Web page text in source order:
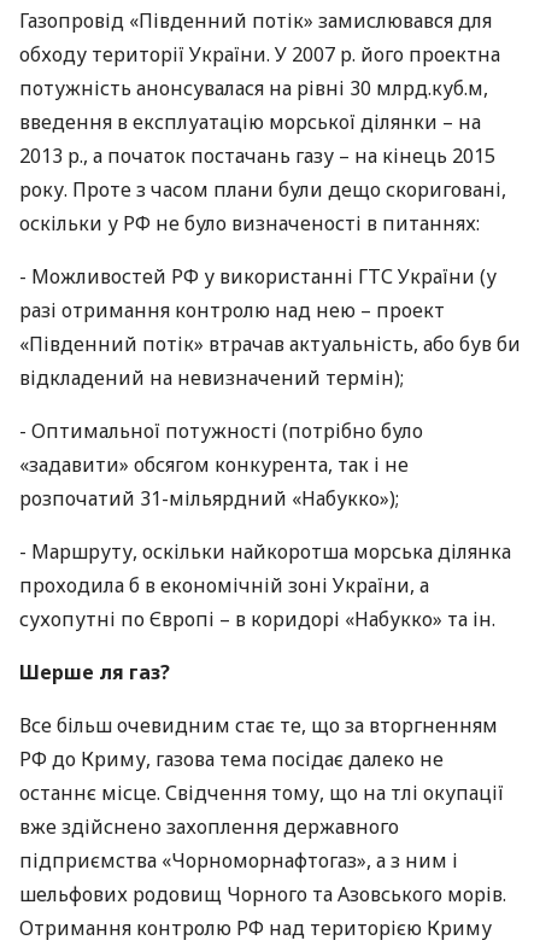
Газопровід «Південний потік» замислювався для
обходу території України. У 2007 р. його проектна
потужність анонсувалася на рівні 30 млрд.куб.м,
введення в експлуатацію морської ділянки – на
2013 р., а початок постачань газу – на кінець 2015
року. Проте з часом плани були дещо скориговані,
оскільки у РФ не було визначеності в питаннях:
- Можливостей РФ у використанні ГТСУкраїни (у
разі отримання контролю над нею – проект
«Південний потік» втрачав актуальність, або був би
відкладений на невизначений термін);
- Оптимальної потужності (потрібно було
«задавити» обсягом конкурента, так і не
розпочатий 31-мільярдний «Набукко»);
- Маршруту, оскільки найкоротша морська ділянка
проходила б в економічній зоні України, а
сухопутні по Європі – в коридорі «Набукко» та ін.
Шерше ля газ?
Все більш очевидним стає те, що за вторгненням
РФ до Криму, газова тема посідає далеко не
останнє місце. Свідчення тому, що на тлі окупації
вже здійснено захоплення державного
підприємства «Чорноморнафтогаз», а з ним і
шельфових родовищ Чорного та Азовського морів.
Отримання контролю РФ над територією Криму